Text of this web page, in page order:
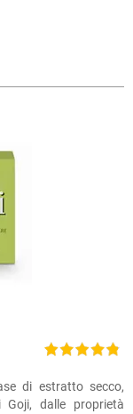
di estratto secco,
dalle proprietà